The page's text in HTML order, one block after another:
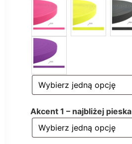
Akcent 1 – najbliżej pieska